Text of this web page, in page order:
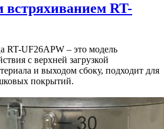
RT-
RT-UF26APW – это модель
с верхней загрузкой
и выходом сбоку, подходит для
покрытий.